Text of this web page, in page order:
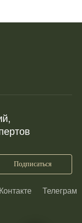
Телеграм
Подписаться